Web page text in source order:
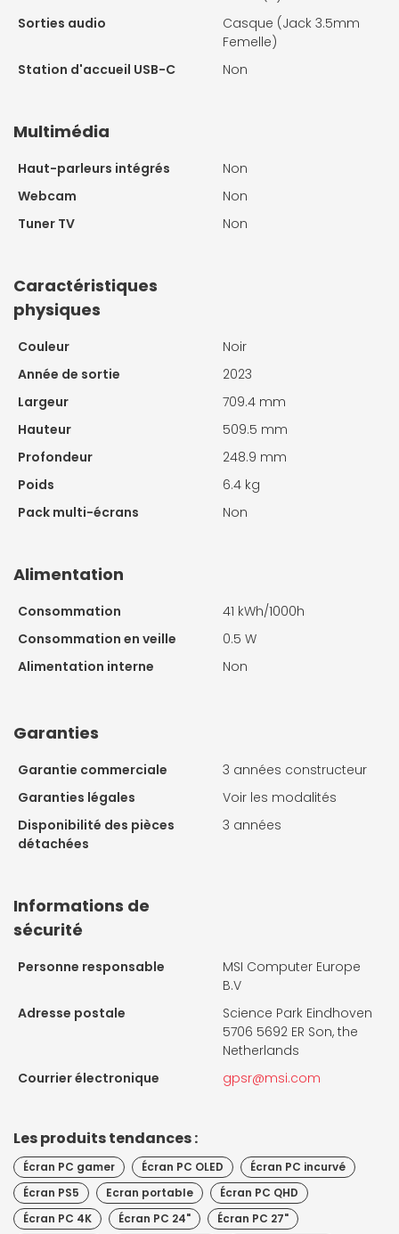
Sorties audio
Casque (Jack 3.5mm
Femelle)
Station d'accueil USB-C
Non
Multimédia
Haut-parleurs intégrés
Non
Webcam
Non
Tuner TV
Non
Caractéristiques
physiques
Couleur
Noir
Année de sortie
2023
Largeur
709.4 mm
Hauteur
509.5 mm
Profondeur
248.9 mm
Poids
6.4 kg
Pack multi-écrans
Non
Alimentation
Consommation
41 kWh/1000h
Consommation en veille
0.5 W
Alimentation interne
Non
Garanties
Garantie commerciale
3 années constructeur
Garanties légales
Voir les modalités
Disponibilité des pièces
détachées
3 années
Informations de
sécurité
Personne responsable
MSI Computer Europe
B.V
Adresse postale
Science Park Eindhoven
5706 5692 ER Son, the
Netherlands
Courrier électronique
gpsr@msi.com
Les produits tendances :
Écran PC gamer Écran PC OLED
Écran PC incurvé
Écran PS5
Ecran portable
Écran PC QHD
Écran PC 4K
Écran PC 24"
Écran PC 27"